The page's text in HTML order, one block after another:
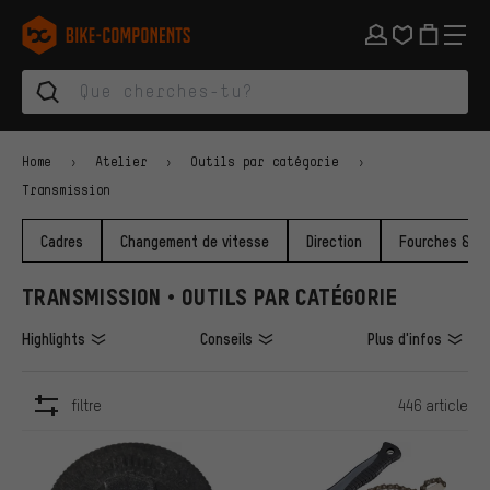
Aller à la navigation principale
Aller à la navigation des catégories
Aller au contenu
Aller aux marques et à la newsletter
Aller au pied de page
bike-components.de Page d'accueil
Home Atelier Outils par catégorie
Transmission
Cadres Changement de vitesse Direction Fourches &
TRANSMISSION • OUTILS PAR CATÉGORIE
Highlights Conseils Plus d'infos
filtre 446 article